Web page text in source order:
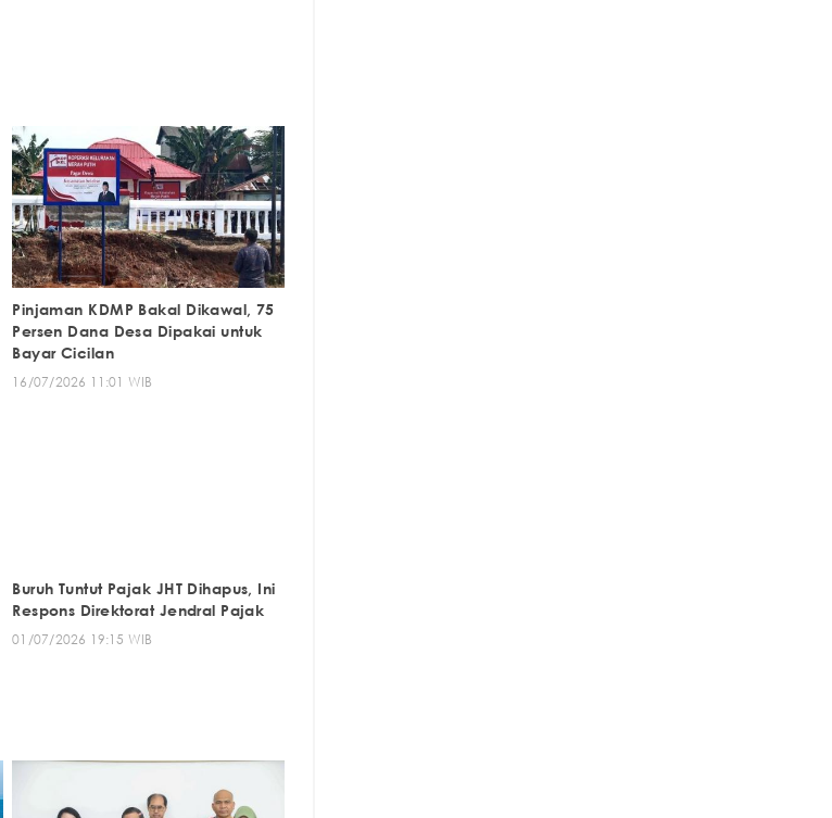
Pinjaman KDMP Bakal Dikawal, 75
Persen Dana Desa Dipakai untuk
Bayar Cicilan
16/07/2026 11:01 WIB
Buruh Tuntut Pajak JHT Dihapus, Ini
Respons Direktorat Jendral Pajak
01/07/2026 19:15 WIB